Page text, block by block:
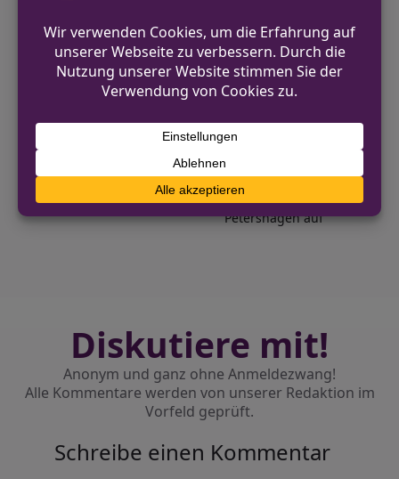
Die Polizei bittet um Hinweise zu den
Vorfällen und zu dem beobachteten
Fahrzeug.
VORHERIGER BEITRAG
Versuchter Raub auf Kiosk in Oberbilk –
Tatverdächtige fliehen
NÄCHSTER BEITRAG
Polizei deckt zahlreiche Tempoverstöße in
Petershagen auf
Diskutiere mit!
Anonym und ganz ohne Anmeldezwang!
Alle Kommentare werden von unserer Redaktion im
Vorfeld geprüft.
Schreibe einen Kommentar